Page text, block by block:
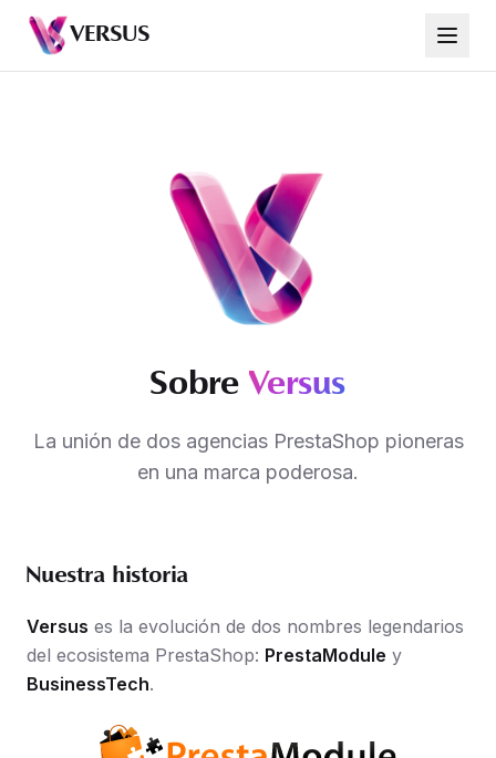
VERSUS
Sobre Versus
La unión de dos agencias PrestaShop pioneras
en una marca poderosa.
Nuestra historia
Versus es la evolución de dos nombres legendarios
del ecosistema PrestaShop: PrestaModule y
BusinessTech.